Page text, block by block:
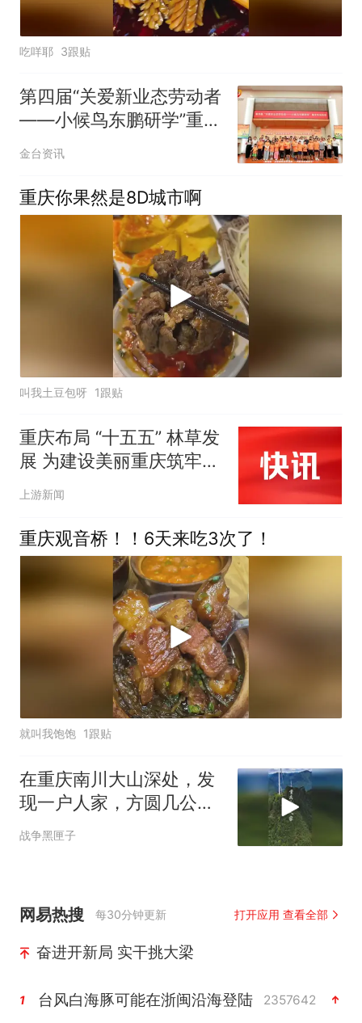
吃咩耶 3跟贴
第四届“关爱新业态劳动者
——小候鸟东鹏研学”重庆
专场活动开营
金台资讯
重庆你果然是8D城市啊
叫我土豆包呀 1跟贴
重庆布局 “十五五” 林草发
展 为建设美丽重庆筑牢生
态根基
上游新闻
重庆观音桥！！6天来吃3次了！
就叫我饱饱 1跟贴
在重庆南川大山深处，发
现一户人家，方圆几公里
就他一户，村长是他
战争黑匣子
网易热搜 每30分钟更新 打开应用 查看全部
奋进开新局 实干挑大梁
1 台风白海豚可能在浙闽沿海登陆 2357642